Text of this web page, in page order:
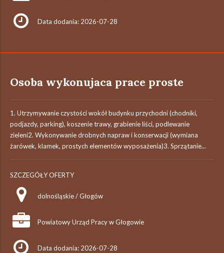
Data dodania: 2026-07-28
Osoba wykonujaca prace proste
1. Utrzymywanie czystości wokół budynku przychodni (chodniki,
podjazdy, parking), koszenie trawy, grabienie liści, podlewanie
zieleni2. Wykonywanie drobnych napraw i konserwacji (wymiana
żarówek, klamek, prostych elementów wyposażenia)3. Sprzątanie...
SZCZEGÓŁY OFERTY
dolnośląskie / Głogów
Powiatowy Urząd Pracy w Głogowie
Data dodania: 2026-07-28